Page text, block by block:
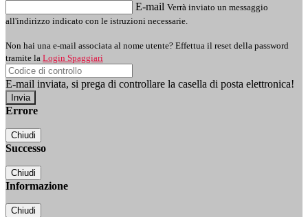
E-mail Verrà inviato un messaggio
all'indirizzo indicato con le istruzioni necessarie.
Non hai una e-mail associata al nome utente? Effettua il reset della password
tramite la Login Spaggiari
E-mail inviata, si prega di controllare la casella di posta elettronica!
Errore
Chiudi
Successo
Chiudi
Informazione
Chiudi